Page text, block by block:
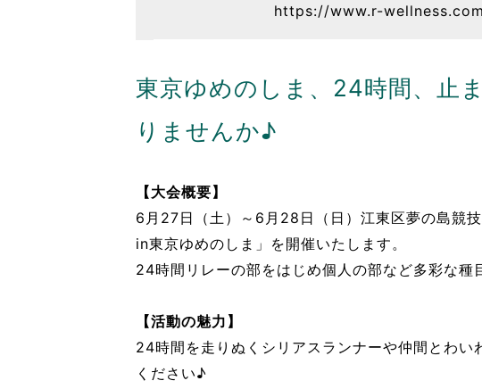
https://www.r-
東京ゆめのしま、24時間、止
りませんか♪
【大会概要】
6月27日（土）～6月28日（日）江東区夢の島競
in東京ゆめのしま」を開催いたします。
24時間リレーの部をはじめ個人の部など多彩な種
【活動の魅力】
24時間を走りぬくシリアスランナーや仲間とわ
ください♪